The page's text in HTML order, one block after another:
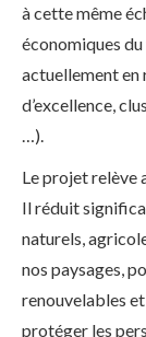
à cette même
économiques
actuellement en
d’excellence,
…).
Le projet relève
Il réduit
naturels,
nos paysages,
renouvelables
protéger les